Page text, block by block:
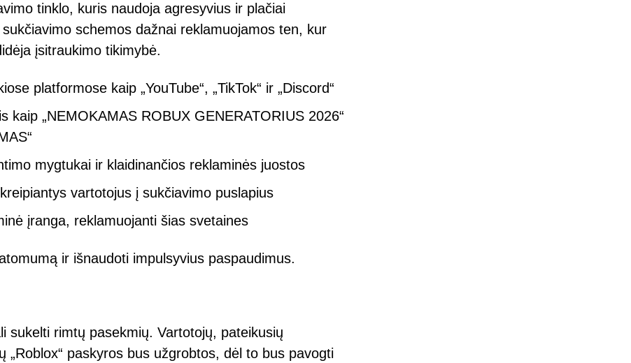
tinklo, kuris naudoja agresyvius ir plačiai
schemos dažnai reklamuojamos ten, kur
įsitraukimo tikimybė.
platformose kaip „YouTube“, „TikTok“ ir „Discord“
kaip „NEMOKAMAS ROBUX GENERATORIUS 2026“
mygtukai ir klaidinančios reklaminės juostos
vartotojus į sukčiavimo puslapius
įranga, reklamuojanti šias svetaines
ir išnaudoti impulsyvius paspaudimus.
sukelti rimtų pasekmių. Vartotojų, pateikusių
„Roblox“ paskyros bus užgrobtos, dėl to bus pavogti